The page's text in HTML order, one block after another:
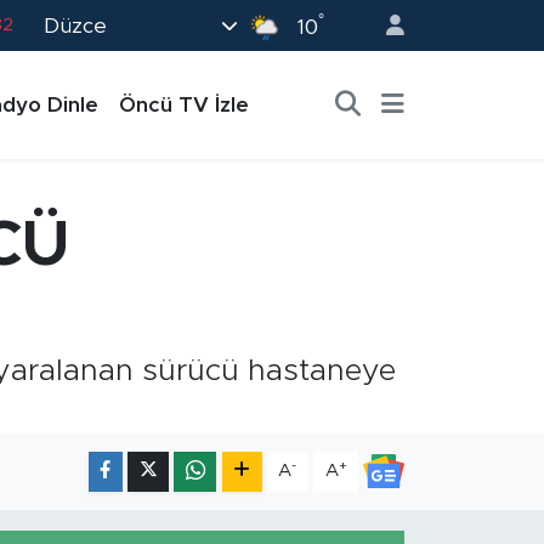
Düzce 10°
Dinle Öncü TV İzle
sürücü hastaneye
A- A+